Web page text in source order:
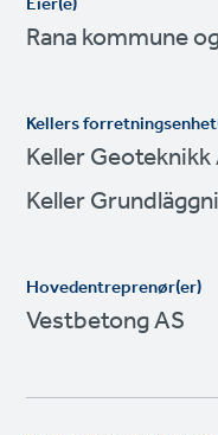
Rana kommune
Kellers
Keller Geoteknikk
Keller
Hovedentreprenør(er)
Vestbetong AS